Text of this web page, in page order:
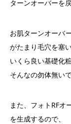
ターンオーバーを
お肌ターンオーバ
がたまり毛穴を塞
いくら良い基礎化
そんなの勿体無い
また、フォトRFオ
を生成するので、